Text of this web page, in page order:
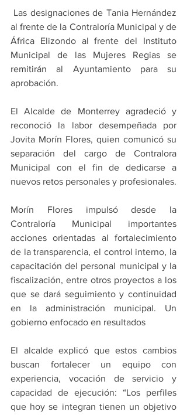
Las designaciones de Tania Hernández
al frente de la Contraloría Municipal y de
África Elizondo al frente del Instituto
Municipal de las Mujeres Regias se
remitirán al Ayuntamiento para su
aprobación.
El Alcalde de Monterrey agradeció y
reconoció la labor desempeñada por
Jovita Morín Flores, quien comunicó su
separación del cargo de Contralora
Municipal con el fin de dedicarse a
nuevos retos personales y profesionales.
Morín Flores impulsó desde la
Contraloría Municipal importantes
acciones orientadas al fortalecimiento
de la transparencia, el control interno, la
capacitación del personal municipal y la
fiscalización, entre otros proyectos a los
que se dará seguimiento y continuidad
en la administración municipal. Un
gobierno enfocado en resultados
El alcalde explicó que estos cambios
buscan fortalecer un equipo con
experiencia, vocación de servicio y
capacidad de ejecución: “Los perfiles
que hoy se integran tienen un objetivo